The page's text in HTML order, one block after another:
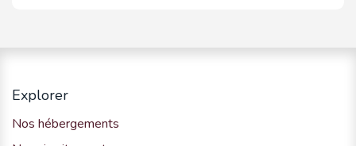
Explorer
Nos hébergements